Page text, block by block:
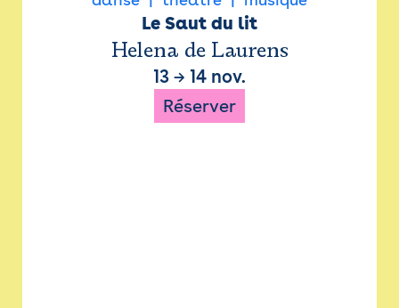
Le Saut du lit
Helena de Laurens
13 → 14 nov.
Réserver